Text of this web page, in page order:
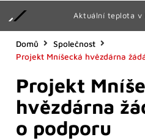
Aktuální teplota v
Domů
Společnost
Projekt Mníšecká hvězdárna
Projekt
hvězdárna
o podporu